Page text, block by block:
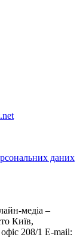
даних
медіа –
Київ,
208/1 E-mail: